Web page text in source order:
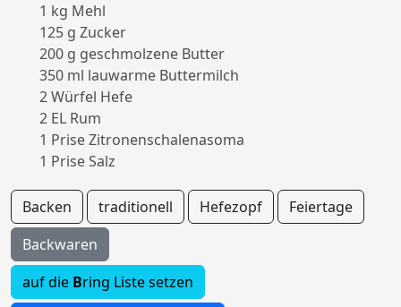
1 kg Mehl
125 g Zucker
200 g geschmolzene Butter
350 ml lauwarme Buttermilch
2 Würfel Hefe
2 EL Rum
1 Prise Zitronenschalenasoma
1 Prise Salz
Backen traditionell Hefezopf
Feiertage
Backwaren
auf die Bring Liste setzen